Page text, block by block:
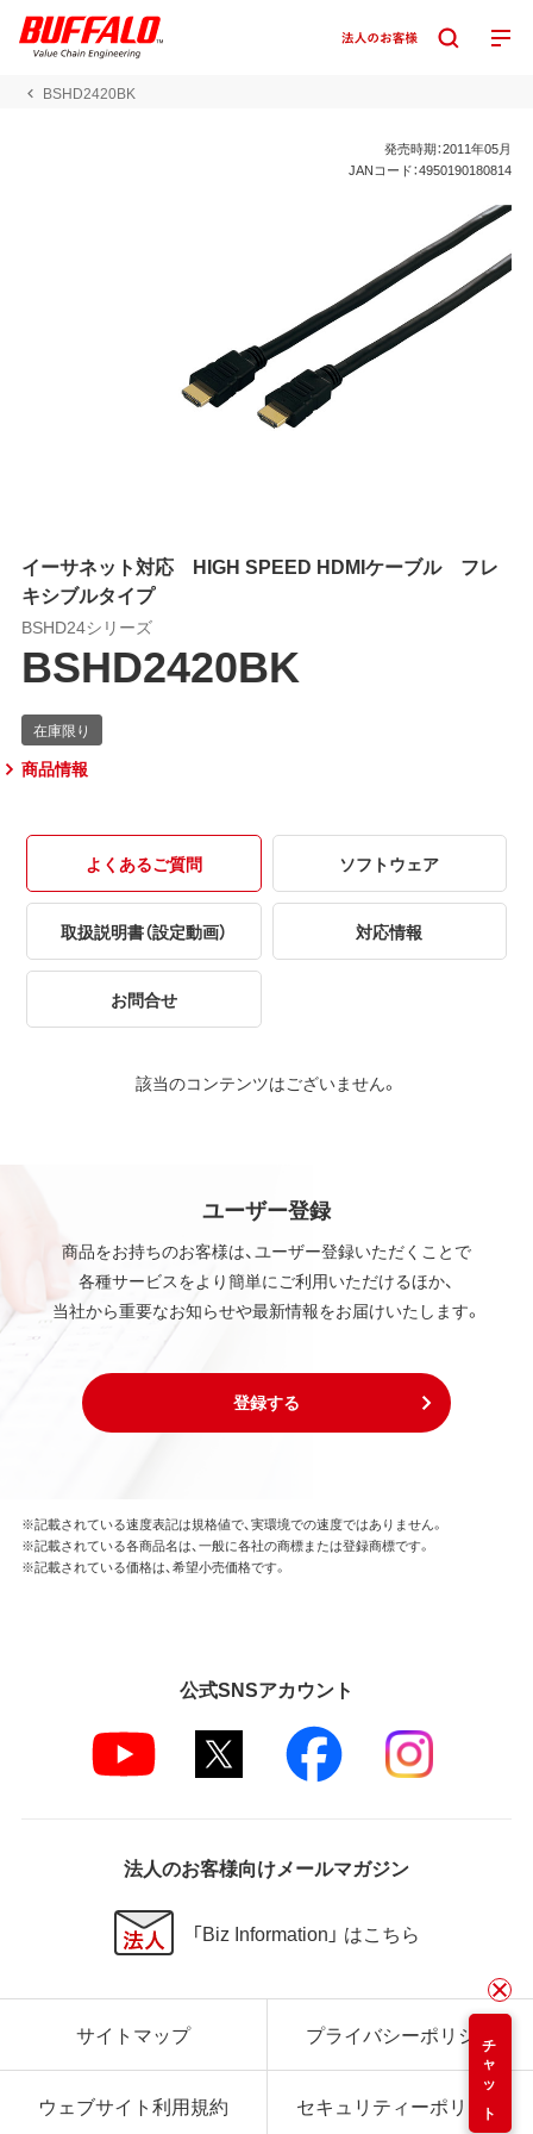
BSHD2420BK
発売時期：2011年05月
JANコード：4950190180814
イーサネット対応 HIGH SPEED HDMIケーブル フレ
キシブルタイプ
BSHD24シリーズ
BSHD2420BK
商品情報
よくあるご質問 ソフトウェア
取扱説明書（設定動画） 対応情報
お問合せ
該当のコンテンツはございません。
ユーザー登録
商品をお持ちのお客様は、ユーザー登録いただくことで
各種サービスをより簡単にご利用いただけるほか、
当社から重要なお知らせや最新情報をお届けいたします。
登録する
チャット
※記載されている速度表記は規格値で、実環境での速度ではありません。
※記載されている各商品名は、一般に各社の商標または登録商標です。
※記載されている価格は、希望小売価格です。
公式SNSアカウント
法人のお客様向けメールマガジン
「Biz Information」 はこちら
サイトマップ プライバシーポリシー
ウェブサイト利用規約 セキュリティーポリシー